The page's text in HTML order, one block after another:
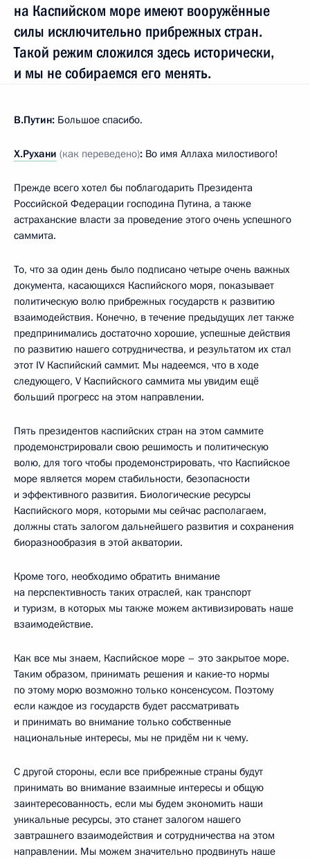
на Каспийском море имеют вооружённые
силы исключительно прибрежных стран.
Такой режим сложился здесь исторически,
и мы не собираемся его менять.
В.Путин: Большое спасибо.
Х.Рухани (как переведено): Во имя Аллаха милостивого!
Прежде всего хотел бы поблагодарить Президента
Российской Федерации господина Путина, а также
астраханские власти за проведение этого очень успешного
саммита.
То, что за один день было подписано четыре очень важных
документа, касающихся Каспийского моря, показывает
политическую волю прибрежных государств к развитию
взаимодействия. Конечно, в течение предыдущих лет также
предпринимались достаточно хорошие, успешные действия
по развитию нашего сотрудничества, и результатом их стал
этот IV Каспийский саммит. Мы надеемся, что в ходе
следующего, V Каспийского саммита мы увидим ещё
больший прогресс на этом направлении.
Пять президентов каспийских стран на этом саммите
продемонстрировали свою решимость и политическую
волю, для того чтобы продемонстрировать, что Каспийское
море является морем стабильности, безопасности
и эффективного развития. Биологические ресурсы
Каспийского моря, которыми мы сейчас располагаем,
должны стать залогом дальнейшего развития и сохранения
биоразнообразия в этой акватории.
Кроме того, необходимо обратить внимание
на перспективность таких отраслей, как транспорт
и туризм, в которых мы также можем активизировать наше
взаимодействие.
Как все мы знаем, Каспийское море – это закрытое море.
Таким образом, принимать решения и какие‑то нормы
по этому морю возможно только консенсусом. Поэтому
если каждое из государств будет рассматривать
и принимать во внимание только собственные
национальные интересы, мы не придём ни к чему.
С другой стороны, если все прибрежные страны будут
принимать во внимание взаимные интересы и общую
заинтересованность, если мы будем экономить наши
уникальные ресурсы, это станет залогом нашего
завтрашнего взаимодействия и сотрудничества на этом
направлении. Мы можем значительно продвинуть наше